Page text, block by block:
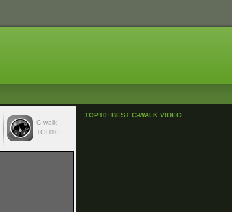
C-walk
ТОП10
TOP10: BEST C-WALK VIDEO